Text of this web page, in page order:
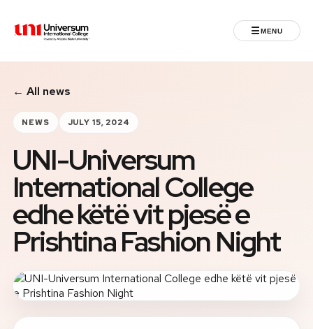
Universum University ☰MENU
MENU
Home
Admissions
Programs
Student Life
Powered by ASU
← All news
NEWS JULY 15, 2024
UNI-Universum
International College
edhe këtë vit pjesë e
Prishtina Fashion Night